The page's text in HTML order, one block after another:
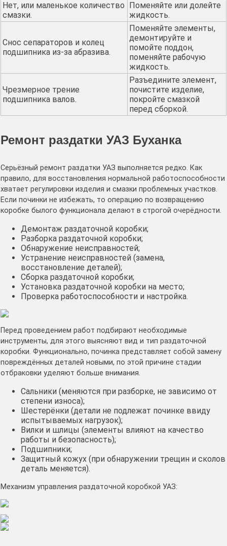
Нет, или маленькое количество
смазки.
Поменяйте или долейте
жидкость.
Снос сепараторов и колец
подшипника из-за абразива.
Поменяйте элементы,
демонтируйте и
помойте поддон,
поменяйте рабочую
жидкость.
Чрезмерное трение
подшипника валов.
Разъедините элемент,
почистите изделие,
покройте смазкой
перед сборкой.
Ремонт раздатки УАЗ Буханка
Серьёзный ремонт раздатки УАЗ выполняется редко. Как
правило, для восстановления нормальной работоспособности
хватает регулировки изделия и смазки проблемных участков.
Если починки не избежать, то операцию по возвращению
коробке былого функционала делают в строгой очерёдности.
Демонтаж раздаточной коробки;
Разборка раздаточной коробки;
Обнаружение неисправностей;
Устранение неисправностей (замена,
восстановление деталей);
Сборка раздаточной коробки;
Установка раздаточной коробки на место;
Проверка работоспособности и настройка.
Перед проведением работ подбирают необходимые
инструменты, для этого выясняют вид и тип раздаточной
коробки. Функционально, починка представляет собой замену
повреждённых деталей новыми, по этой причине стадии
отбраковки уделяют больше внимания.
Сальники (меняются при разборке, не зависимо от
степени износа);
Шестерёнки (детали не подлежат починке ввиду
испытываемых нагрузок);
Вилки и шлицы (элементы влияют на качество
работы и безопасность);
Подшипники;
Защитный кожух (при обнаружении трещин и сколов
деталь меняется).
Механизм управления раздаточной коробкой УАЗ: